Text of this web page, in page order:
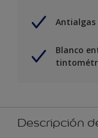
Antialgas
Blanco
Descripción